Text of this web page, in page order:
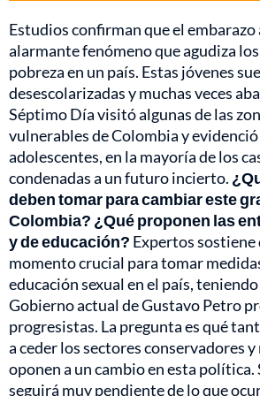
Estudios confirman que el embarazo
alarmante fenómeno que agudiza
pobreza en un país. Estas jóvenes
desescolarizadas y muchas veces
Séptimo Día visitó algunas de las
vulnerables de Colombia y
adolescentes, en la mayoría de los
condenadas a un futuro incierto.
deben tomar para cambiar este
Colombia? ¿Qué proponen las
y de educación? Expertos sostiene
momento crucial para tomar
educación sexual en el país,
Gobierno actual de Gustavo Petro
progresistas. La pregunta es qué
a ceder los sectores conservadores
oponen a un cambio en esta
seguirá muy pendiente de lo que